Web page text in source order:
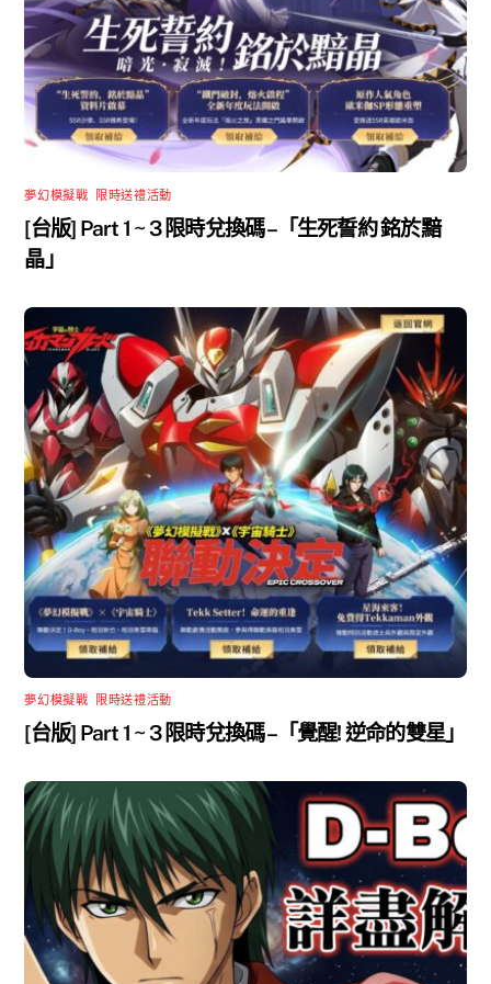
夢幻模擬戰 限時送禮活動
[台版] Part 1 ~ 3 限時兌換碼 –「生死誓約 銘於黯
晶」
夢幻模擬戰 限時送禮活動
[台版] Part 1 ~ 3 限時兌換碼 –「覺醒! 逆命的雙星」